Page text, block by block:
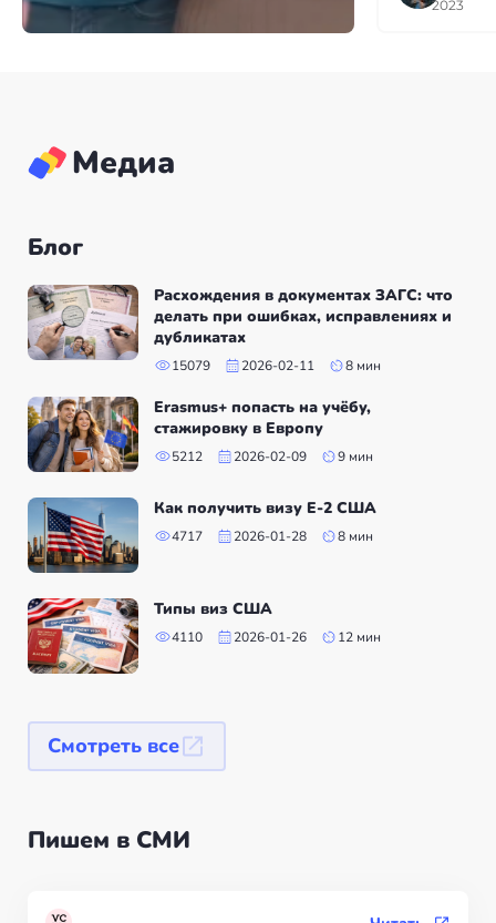
2023
Медиа
Блог
Смотреть все
Расхождения в документах ЗАГС: что
делать при ошибках, исправлениях и
дубликатах
15079 2026-02-11 8 мин
Erasmus+ попасть на учёбу,
стажировку в Европу
5212 2026-02-09 9 мин
Как получить визу Е-2 США
4717 2026-01-28 8 мин
Типы виз США
4110 2026-01-26 12 мин
Пишем в СМИ